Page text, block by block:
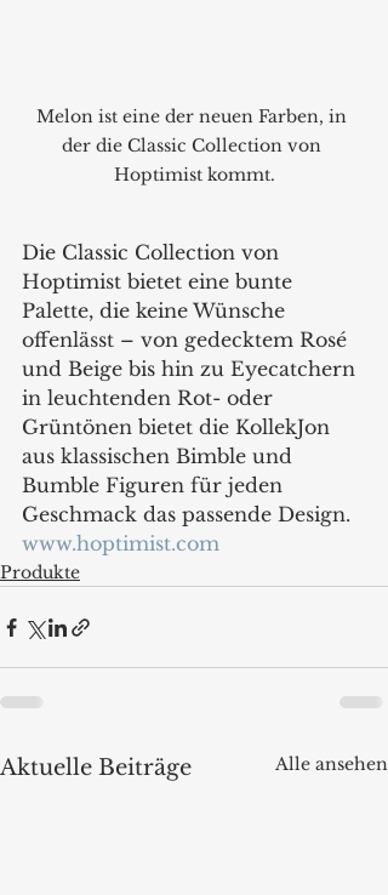
Melon ist eine der neuen Farben, in
der die Classic Collection von
Hoptimist kommt.
Die Classic Collection von
Hoptimist bietet eine bunte
Palette, die keine Wünsche
offenlässt – von gedecktem Rosé
und Beige bis hin zu Eyecatchern
in leuchtenden Rot- oder
Grüntönen bietet die KollekJon
aus klassischen Bimble und
Bumble Figuren für jeden
Geschmack das passende Design.
www.hoptimist.com
Produkte
Aktuelle Beiträge Alle ansehen